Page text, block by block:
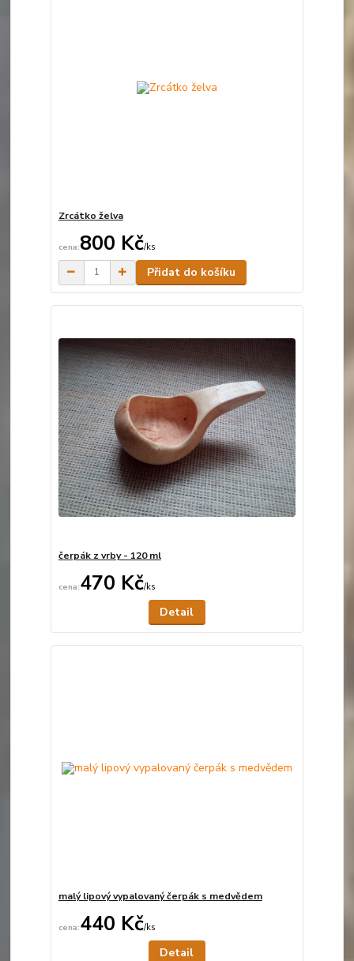
Zrcátko želva
800 Kč/ks
Přidat do košíku
čerpák z vrby - 120 ml
470 Kč/ks
Detail
malý lipový vypalovaný čerpák s medvědem
440 Kč/ks
Detail